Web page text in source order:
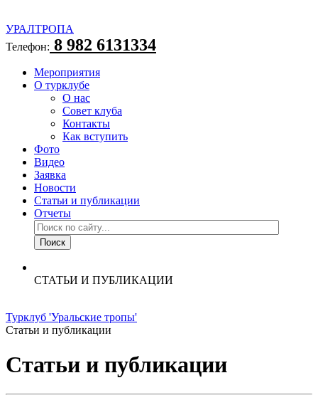
УРАЛТРОПА
Телефон: 8 982 6131334
Мероприятия
О турклубе
О нас
Совет клуба
Контакты
Как вступить
Фото
Видео
Заявка
Новости
Статьи и публикации
Отчеты
СТАТЬИ И ПУБЛИКАЦИИ
Турклуб 'Уральские тропы'
Статьи и публикации
Статьи и публикации